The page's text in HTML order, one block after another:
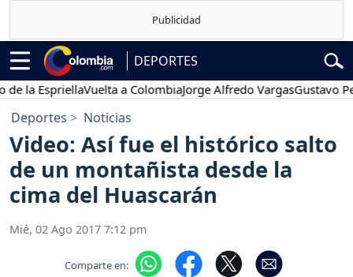
DEPORTES
EspriellaVuelta a ColombiaJorge Alfredo VargasGustavo Petro
Deportes Noticias
Video: Así fue el histórico salto
de un montañista desde la
cima del Huascarán
Mié, 02 Ago 2017 7:12 pm
Comparte en: